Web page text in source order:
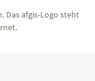
Das afgis-Logo steht